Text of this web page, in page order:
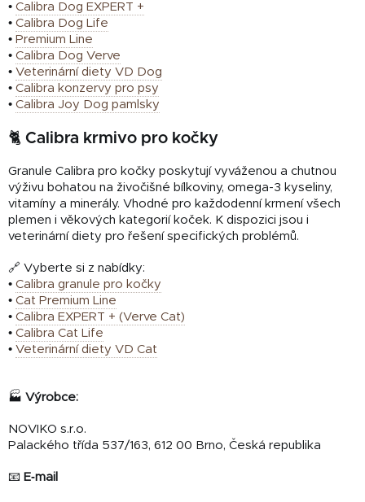
• Calibra Dog EXPERT +
• Calibra Dog Life
• Premium Line
• Calibra Dog Verve
• Veterinární diety VD Dog
• Calibra konzervy pro psy
• Calibra Joy Dog pamlsky
🐈 Calibra krmivo pro kočky
Granule Calibra pro kočky poskytují vyváženou a chutnou
výživu bohatou na živočišné bílkoviny, omega-3 kyseliny,
vitamíny a minerály. Vhodné pro každodenní krmení všech
plemen i věkových kategorií koček. K dispozici jsou i
veterinární diety pro řešení specifických problémů.
🔗 Vyberte si z nabídky:
• Calibra granule pro kočky
• Cat Premium Line
• Calibra EXPERT + (Verve Cat)
• Calibra Cat Life
• Veterinární diety VD Cat
🏭 Výrobce:
NOVIKO s.r.o.
Palackého třída 537/163, 612 00 Brno, Česká republika
📧 E‑mail